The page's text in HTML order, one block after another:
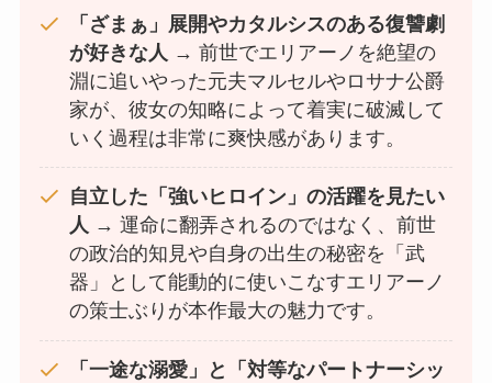
「ざまぁ」展開やカタルシスのある復讐劇
が好きな人 → 前世でエリアーノを絶望の
淵に追いやった元夫マルセルやロサナ公爵
家が、彼女の知略によって着実に破滅して
いく過程は非常に爽快感があります。
自立した「強いヒロイン」の活躍を見たい
人 → 運命に翻弄されるのではなく、前世
の政治的知見や自身の出生の秘密を「武
器」として能動的に使いこなすエリアーノ
の策士ぶりが本作最大の魅力です。
「一途な溺愛」と「対等なパートナーシッ